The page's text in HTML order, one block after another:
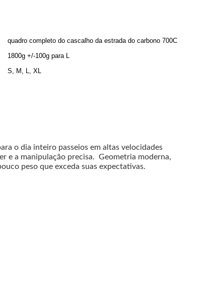
quadro completo do cascalho da estrada do carbono 700C
1800g +/-100g para L
S, M, L, XL
o dia inteiro passeios em altas velocidades
e a manipulação precisa. Geometria moderna,
peso que exceda suas expectativas.